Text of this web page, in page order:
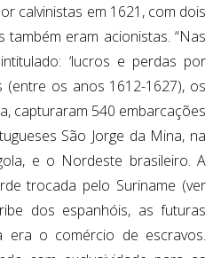
calvinistas em 1621, com dois
também eram acionistas. “Nas
‘lucros e perdas por
(entre os anos 1612-1627), os
capturaram 540 embarcações
São Jorge da Mina, na
e o Nordeste brasileiro. A
trocada pelo Suriname (ver
dos espanhóis, as futuras
era o comércio de escravos.